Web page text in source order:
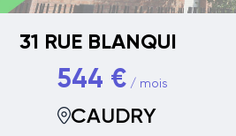
31 RUE BLANQUI
544 €/ mois
CAUDRY